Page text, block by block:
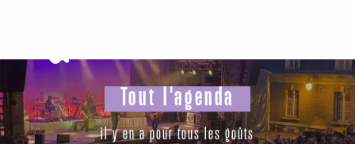
principal
Tout l'agenda
il y en a pour tous les goûts